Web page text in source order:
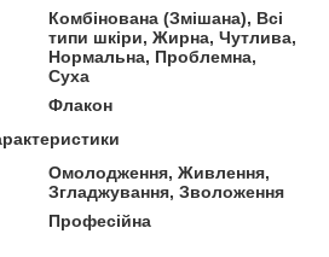
Комбінована (Змішана), Всі
типи шкіри, Жирна, Чутлива,
Нормальна, Проблемна,
Суха
Флакон
Омолодження, Живлення,
Згладжування, Зволоження
Професійна